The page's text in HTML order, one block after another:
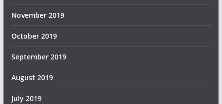
November 2019
October 2019
September 2019
August 2019
July 2019